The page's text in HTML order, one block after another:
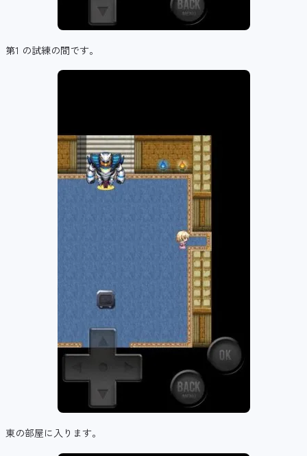
第1 の試練の間です。
東の部屋に入ります。